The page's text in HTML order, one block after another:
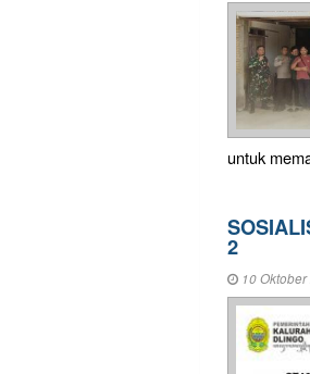
untuk
2
10 Oktober